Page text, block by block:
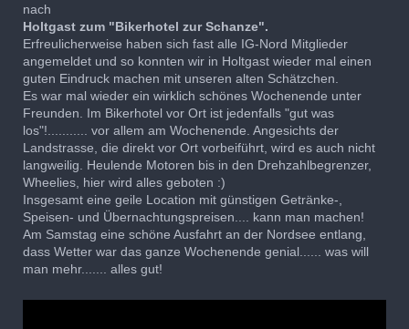
nach
Holtgast zum "Bikerhotel zur Schanze".
Erfreulicherweise haben sich fast alle IG-Nord Mitglieder
angemeldet und so konnten wir in Holtgast wieder mal einen
guten Eindruck machen mit unseren alten Schätzchen.
Es war mal wieder ein wirklich schönes Wochenende unter
Freunden. Im Bikerhotel vor Ort ist jedenfalls "gut was
los"!........... vor allem am Wochenende. Angesichts der
Landstrasse, die direkt vor Ort vorbeiführt, wird es auch nicht
langweilig. Heulende Motoren bis in den Drehzahlbegrenzer,
Wheelies, hier wird alles geboten :)
Insgesamt eine geile Location mit günstigen Getränke-,
Speisen- und Übernachtungspreisen.... kann man machen!
Am Samstag eine schöne Ausfahrt an der Nordsee entlang,
dass Wetter war das ganze Wochenende genial...... was will
man mehr....... alles gut!